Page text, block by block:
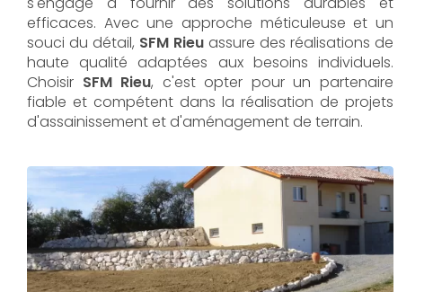
efficaces. Avec une approche méticuleuse et un
souci du détail, SFM Rieu assure des réalisations de
haute qualité adaptées aux besoins individuels.
Choisir SFM Rieu, c'est opter pour un partenaire
fiable et compétent dans la réalisation de projets
d'assainissement et d'aménagement de terrain.